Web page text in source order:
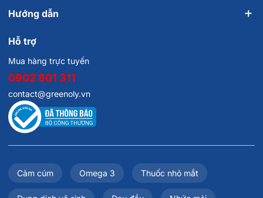
Hướng dẫn
Hỗ trợ
Mua hàng trực tuyến
0902 801 311
contact@greenoly.vn
Cảm cúm Omega 3 Thuốc nhỏ mắt